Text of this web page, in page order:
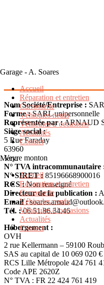
Garage - A. Soares
Accueil
Réparation et entretien
Carrosserie
Véhicules neufs
Véhicules d’occasions
Actualités
Contact
Menu
Accueil
Réparation et entretien
Carrosserie
Véhicules neufs
Véhicules d’occasions
Actualités
Contact
Nom Société/Entreprise :
Forme :SARL unipersonnelle
Représentée par :ARNAUD
Siège social :
5 Rue Faraday
63960
Veyre monton
N° TVA intracommunautaire
N° SIRET :85196668900016
RCS :Non renseigné
Directeur de la publication :
Email :
Tél. :06.51.86.34.46
Hébergement :
OVH
2 rue Kellermann – 59100
SAS au capital de 10 069 020 €
RCS Lille Métropole 424 761
Code APE 2620Z
N° TVA : FR 22 424 761 419